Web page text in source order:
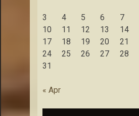
3
4 5 6 7
10
11 12 13 14
17
18 19 20 21
24
25 26 27 28
31
« Apr